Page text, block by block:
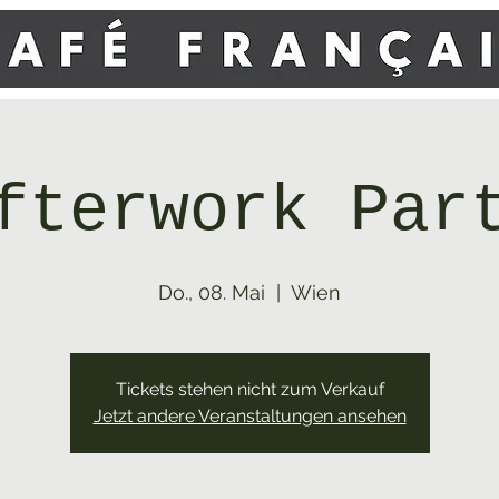
Do., 08. Mai Wien
Tickets stehen nicht zum Verkauf
Jetzt andere Veranstaltungen ansehen